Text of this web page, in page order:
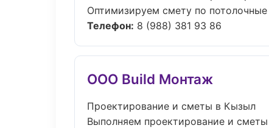
Оптимизируем смету по
Телефон: 8 (988) 381 93 86
ООО Build Монтаж
Проектирование и сметы в Кызыл
Выполняем проектирование и